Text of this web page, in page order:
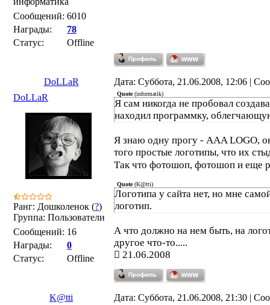
Сообщений: 6010
Награды:
78
Статус:
Offline
DoLLaR
Дата: Суббота, 21.06.2008, 12:06 |
DoLLaR
Ранг: Дошколенок (?)
Группа: Пользователи
Сообщений: 16
Награды:
0
Статус:
Offline
Quote(informatik)
Я сам никогда не пробовал
находил программку,
Я знаю одну прогу - AAA LOGO,
того простые логотипы, что их
Так что фотошоп, фотошоп и еще
Quote(K@tti)
Логотипа у сайта нет, но мне
логотип.
А что должно на нем быть, на
другое что-то.....
21.06.2008
K@tti
Дата: Суббота, 21.06.2008, 21:30 |